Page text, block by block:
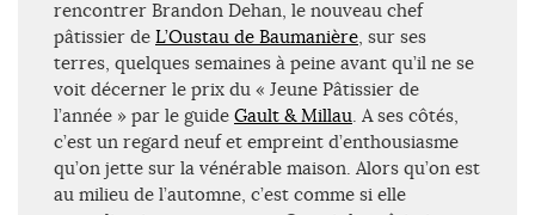
rencontrer Brandon Dehan, le nouveau chef
pâtissier de L’Oustau de Baumanière , sur ses
terres, quelques semaines à peine avant qu’il ne se
voit décerner le prix du « Jeune Pâtissier de
l’année » par le guide Gault & Millau . A ses côtés,
c’est un regard neuf et empreint d’enthousiasme
qu’on jette sur la vénérable maison. Alors qu’on est
au milieu de l’automne, c’est comme si elle